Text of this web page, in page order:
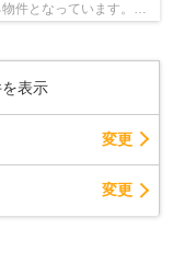
件となっています。共
表示
変更
変更